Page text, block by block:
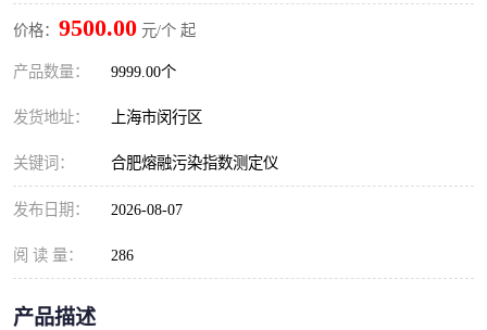
价格： 9500.00 元/个 起
产品数量： 9999.00个
发货地址： 上海市闵行区
关键词： 合肥熔融污染指数测定仪
发布日期： 2026-08-07
阅 读 量： 286
产品描述